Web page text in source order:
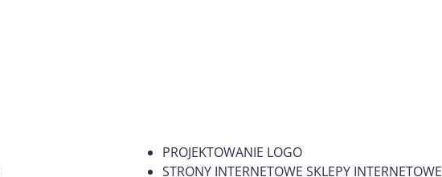
PROJEKTOWANIE LOGO
STRONY INTERNETOWE SKLEPY INTERNETOWE